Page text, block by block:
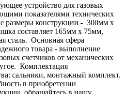
устройство для газовых
показателями технических
размеры конструкции - 300мм x
составляет 165мм х 75мм,
сталь. Основная сфера
товара - выполнение
счетчиков от механических
Комплектация
сальники, монтажный комплект.
в приобретении
обращайтесь в нашу